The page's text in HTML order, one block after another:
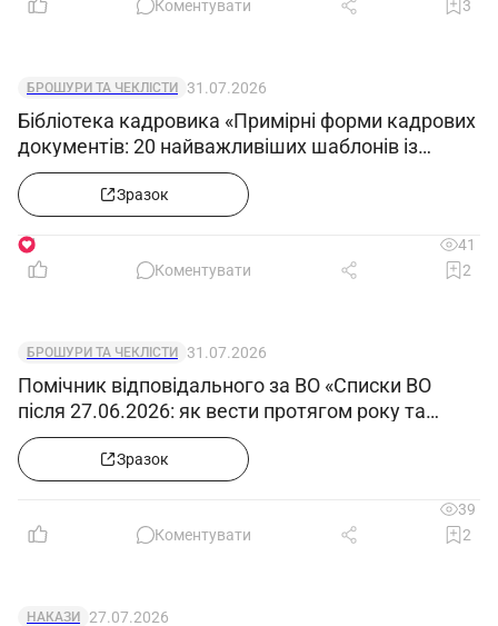
Коментувати
3
БРОШУРИ ТА ЧЕКЛІСТИ 31.07.2026
Бібліотека кадровика «Примірні форми кадрових
документів: 20 найважливіших шаблонів із
прикладами заповнення»
Зразок
1
41
Коментувати
2
БРОШУРИ ТА ЧЕКЛІСТИ 31.07.2026
Помічник відповідального за ВО «Списки ВО
після 27.06.2026: як вести протягом року та
відображати звільнених, мобілізованих»
Зразок
39
Коментувати
2
НАКАЗИ 27.07.2026